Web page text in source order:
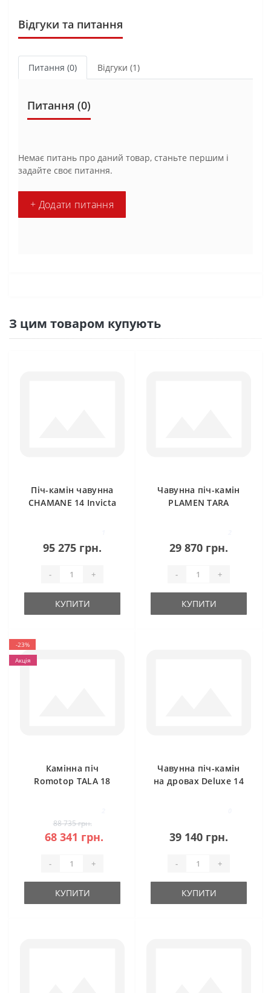
Відгуки та питання
Питання (0) Відгуки (1)
Питання (0)
Немає питань про даний товар, станьте першим і
задайте своє питання.
+ Додати питання
З цим товаром купують
Піч-камін чавунна
CHAMANE 14 Invicta
95 275 грн.
- +
КУПИТИ
Чавунна піч-камін
PLAMEN TARA
29 870 грн.
- +
КУПИТИ
-23%
Акція
Камінна піч
Romotop TALA 18
88 735 грн.
68 341 грн.
- +
КУПИТИ
Чавунна піч-камін
на дровах Deluxe 14
39 140 грн.
- +
КУПИТИ